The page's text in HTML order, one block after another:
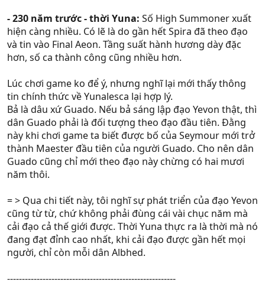
- 230 năm trước - thời Yuna: Số High Summoner xuất
hiện càng nhiều. Có lẽ là do gần hết Spira đã theo đạo
và tin vào Final Aeon. Tầng suất hành hương dày đặc
hơn, số ca thành công cũng nhiều hơn.
Lúc chơi game ko để ý, nhưng nghĩ lại mới thấy thông
tin chính thức về Yunalesca lại hợp lý.
Bả là dâu xứ Guado. Nếu bả sáng lập đạo Yevon thật, thì
dân Guado phải là đối tượng theo đạo đầu tiên. Đằng
này khi chơi game ta biết được bố của Seymour mới trở
thành Maester đầu tiên của người Guado. Cho nên dân
Guado cũng chỉ mới theo đạo này chừng có hai mươi
năm thôi.
= > Qua chi tiết này, tôi nghĩ sự phát triển của đạo Yevon
cũng từ từ, chứ không phải đùng cái vài chục năm mà
cải đạo cả thế giới được. Thời Yuna thực ra là thời mà nó
đang đạt đỉnh cao nhất, khi cải đạo được gần hết mọi
người, chỉ còn mỗi dân Albhed.
---------------------------------------------------------